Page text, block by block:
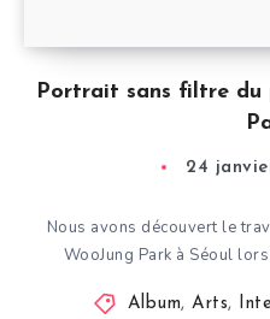
Portrait sans filtre du
24
Nous avons découvert le
WooJung Park à Séoul
Album, Arts,